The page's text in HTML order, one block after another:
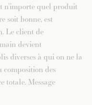
n’importe quel produit
soit bonne, est
Le client de
devient
diverses à qui on ne la
des
totale. Message